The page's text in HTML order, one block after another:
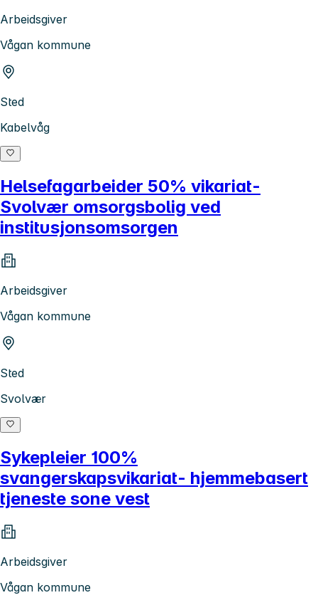
Arbeidsgiver
Vågan kommune
Sted
Kabelvåg
Helsefagarbeider 50% vikariat-
Svolvær omsorgsbolig ved
institusjonsomsorgen
Arbeidsgiver
Vågan kommune
Sted
Svolvær
Sykepleier 100%
svangerskapsvikariat- hjemmebasert
tjeneste sone vest
Arbeidsgiver
Vågan kommune